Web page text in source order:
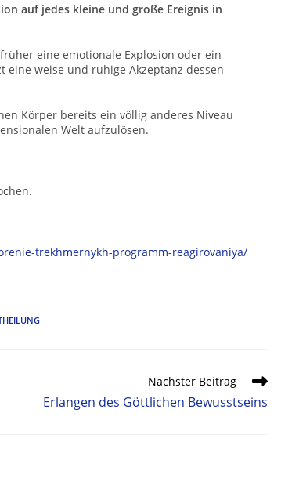
auf jedes kleine und große Ereignis in
eine emotionale Explosion oder ein
weise und ruhige Akzeptanz dessen
Körper bereits ein völlig anderes Niveau
Welt aufzulösen.
trekhmernykh-programm-reagirovaniya/
Nächster Beitrag
Erlangen des Göttlichen Bewusstseins